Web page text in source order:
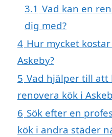
3.1 Vad kan en
dig med?
4 Hur mycket
Askeby?
5 Vad hjälper till att
renovera kök i
6 Sök efter en
kök i andra städer